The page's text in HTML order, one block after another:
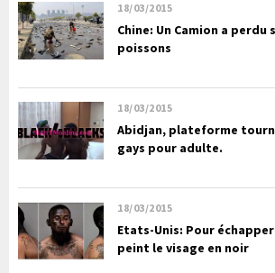
18/03/2015
Chine: Un Camion a
poissons
18/03/2015
Abidjan, plateforme
gays pour adulte.
18/03/2015
Etats-Unis: Pour
peint le visage en noir